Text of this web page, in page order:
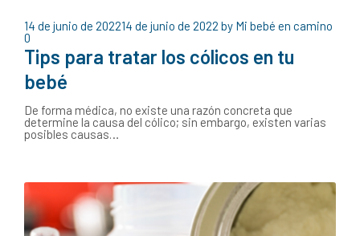
14 de junio de 202214 de junio de 2022 by Mi bebé en camino
0
Tips para tratar los cólicos en tu
bebé
De forma médica, no existe una razón concreta que
determine la causa del cólico; sin embargo, existen varias
posibles causas…